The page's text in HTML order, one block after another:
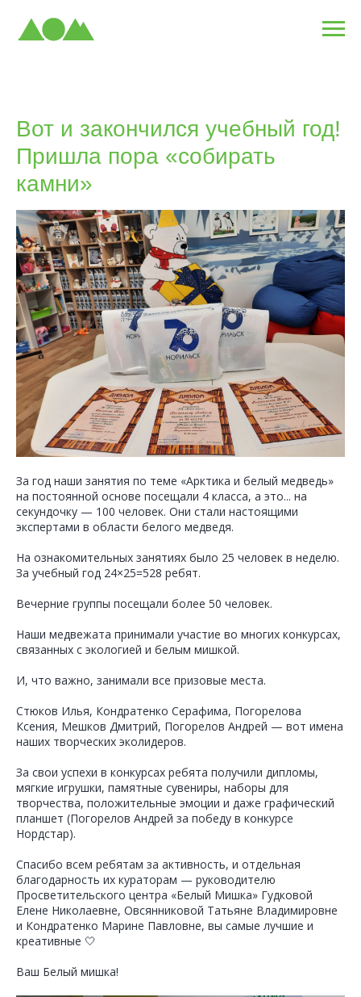
Вот и закончился учебный год!
Пришла пора «собирать
камни»
За год наши занятия по теме «Арктика и белый медведь»
на постоянной основе посещали 4 класса, а это... на
секундочку — 100 человек. Они стали настоящими
экспертами в области белого медведя.
На ознакомительных занятиях было 25 человек в неделю.
За учебный год 24×25=528 ребят.
Вечерние группы посещали более 50 человек.
Наши медвежата принимали участие во многих конкурсах,
связанных с экологией и белым мишкой.
И, что важно, занимали все призовые места.
Стюков Илья, Кондратенко Серафима, Погорелова
Ксения, Мешков Дмитрий, Погорелов Андрей — вот имена
наших творческих эколидеров.
За свои успехи в конкурсах ребята получили дипломы,
мягкие игрушки, памятные сувениры, наборы для
творчества, положительные эмоции и даже графический
планшет (Погорелов Андрей за победу в конкурсе
Нордстар).
Спасибо всем ребятам за активность, и отдельная
благодарность их кураторам — руководителю
Просветительского центра «Белый Мишка» Гудковой
Елене Николаевне, Овсянниковой Татьяне Владимировне
и Кондратенко Марине Павловне, вы самые лучшие и
креативные 🤍
Ваш Белый мишка!